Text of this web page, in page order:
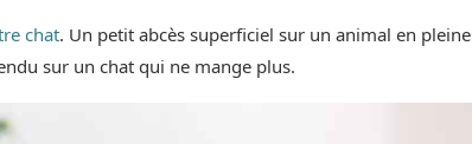
chat. Un petit abcès superficiel sur un animal en pleine
sur un chat qui ne mange plus.